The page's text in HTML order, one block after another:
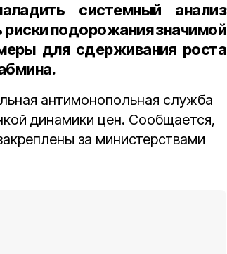
системный анализ
риски подорожания значимой
для сдерживания роста
антимонопольная служба
динамики цен. Сообщается,
за министерствами